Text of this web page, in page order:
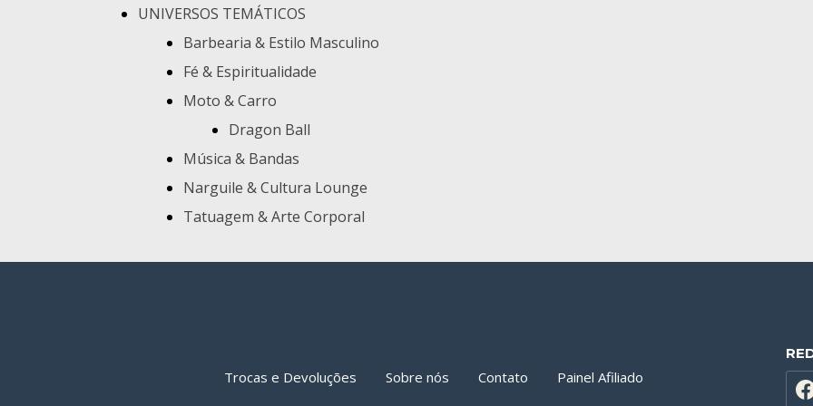
UNIVERSOS TEMÁTICOS
Barbearia & Estilo Masculino
Fé & Espiritualidade
Moto & Carro
Dragon Ball
Música & Bandas
Narguile & Cultura Lounge
Tatuagem & Arte Corporal
Trocas e Devoluções Sobre nós Contato Painel Afiliado